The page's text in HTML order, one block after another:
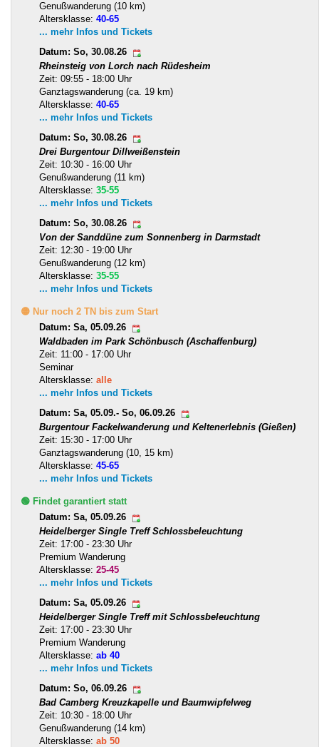
Genußwanderung (10 km)
Altersklasse: 40-65
... mehr Infos und Tickets
Datum: So, 30.08.26
Rheinsteig von Lorch nach Rüdesheim
Zeit: 09:55 - 18:00 Uhr
Ganztagswanderung (ca. 19 km)
Altersklasse: 40-65
... mehr Infos und Tickets
Datum: So, 30.08.26
Drei Burgentour Dillweißenstein
Zeit: 10:30 - 16:00 Uhr
Genußwanderung (11 km)
Altersklasse: 35-55
... mehr Infos und Tickets
Datum: So, 30.08.26
Von der Sanddüne zum Sonnenberg in Darmstadt
Zeit: 12:30 - 19:00 Uhr
Genußwanderung (12 km)
Altersklasse: 35-55
... mehr Infos und Tickets
🟡 Nur noch 2 TN bis zum Start
Datum: Sa, 05.09.26
Waldbaden im Park Schönbusch (Aschaffenburg)
Zeit: 11:00 - 17:00 Uhr
Seminar
Altersklasse: alle
... mehr Infos und Tickets
Datum: Sa, 05.09.- So, 06.09.26
Burgentour Fackelwanderung und Keltenerlebnis (Gießen)
Zeit: 15:30 - 17:00 Uhr
Ganztagswanderung (10, 15 km)
Altersklasse: 45-65
... mehr Infos und Tickets
🟢 Findet garantiert statt
Datum: Sa, 05.09.26
Heidelberger Single Treff Schlossbeleuchtung
Zeit: 17:00 - 23:30 Uhr
Premium Wanderung
Altersklasse: 25-45
... mehr Infos und Tickets
Datum: Sa, 05.09.26
Heidelberger Single Treff mit Schlossbeleuchtung
Zeit: 17:00 - 23:30 Uhr
Premium Wanderung
Altersklasse: ab 40
... mehr Infos und Tickets
Datum: So, 06.09.26
Bad Camberg Kreuzkapelle und Baumwipfelweg
Zeit: 10:30 - 18:00 Uhr
Genußwanderung (14 km)
Altersklasse: ab 50